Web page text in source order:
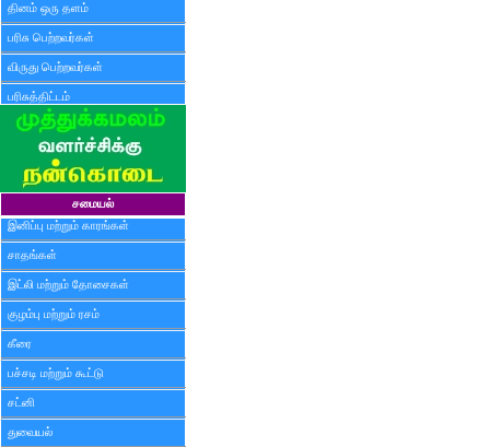
தினம் ஒரு தளம்
பரிசு பெற்றவர்கள்
விருது பெற்றவர்கள்
பரிசுத்திட்டம்
சமையல்
இனிப்பு மற்றும் காரங்கள்
சாதங்கள்
இட்லி மற்றும் தோசைகள்
குழம்பு மற்றும் ரசம்
கீரை
பச்சடி மற்றும் கூட்டு
சட்னி
துவையல்